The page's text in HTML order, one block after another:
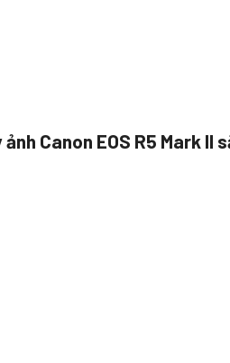
Canon EOS R5 Mark II